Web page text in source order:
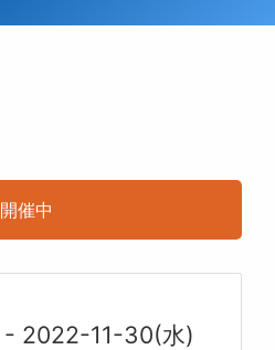
開催中
- 2022-11-30(水)